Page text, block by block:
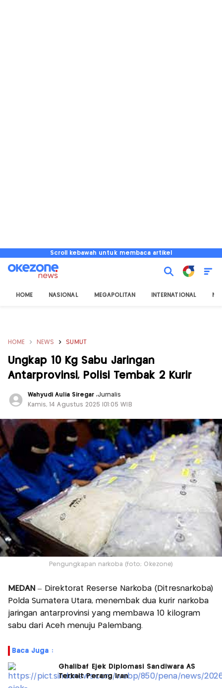
Scroll kebawah untuk membaca artikel
HOME NASIONAL MEGAPOLITAN INTERNATIONAL
HOME NEWS SUMUT
Ungkap 10 Kg Sabu Jaringan
Antarprovinsi, Polisi Tembak 2 Kurir
Wahyudi Aulia Siregar,Jurnalis
Kamis, 14 Agustus 2025 |01:05 WIB
Pengungkapan narkoba (foto; Okezone)
MEDAN – Direktorat Reserse Narkoba (Ditresnarkoba)
Polda Sumatera Utara, menembak dua kurir narkoba
jaringan antarprovinsi yang membawa 10 kilogram
sabu dari Aceh menuju Palembang.
Baca Juga :
Ghalibaf Ejek Diplomasi Sandiwara AS
Terkait Perang Iran